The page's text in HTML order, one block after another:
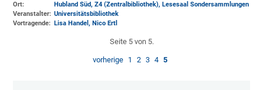
Ort:
Hubland Süd, Z4 (Zentralbibliothek), Lesesaal Sondersammlungen
Veranstalter: Universitätsbibliothek
Vortragende:
Lisa Handel, Nico Ertl
Seite 5 von 5.
vorherige 1 2 3 4 5